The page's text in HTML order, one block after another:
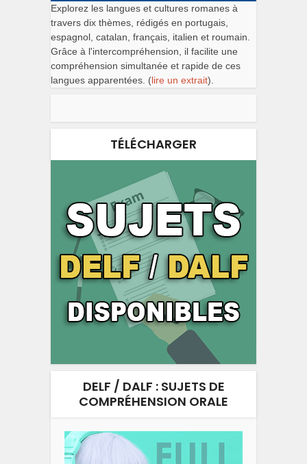
Explorez les langues et cultures romanes à
travers dix thèmes, rédigés en portugais,
espagnol, catalan, français, italien et roumain.
Grâce à l'intercompréhension, il facilite une
compréhension simultanée et rapide de ces
langues apparentées. (lire un extrait).
TÉLÉCHARGER
DELF / DALF : SUJETS DE
COMPRÉHENSION ORALE